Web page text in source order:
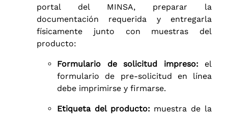
portal del MINSA, preparar la
documentación requerida y entregarla
físicamente junto con muestras del
producto:
Formulario de solicitud impreso: el
formulario de pre-solicitud en línea
debe imprimirse y firmarse.
Etiqueta del producto: muestra de la